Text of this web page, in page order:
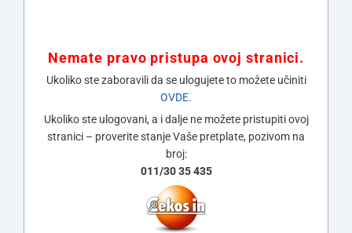
Nemate pravo pristupa ovoj stranici.
Ukoliko ste zaboravili da se ulogujete to možete učiniti
OVDE.
Ukoliko ste ulogovani, a i dalje ne možete pristupiti ovoj
stranici – proverite stanje Vaše pretplate, pozivom na
broj:
011/30 35 435